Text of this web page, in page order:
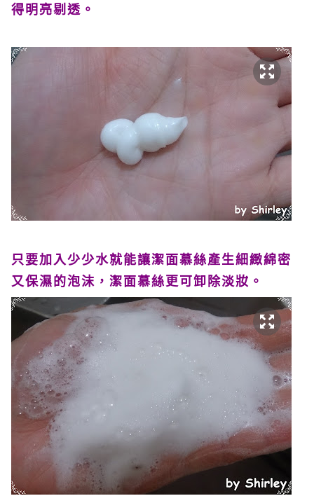
得明亮剔透。
只要加入少少水就能讓潔面慕絲產生細緻綿密
又保濕的泡沫，潔面慕絲更可卸除淡妝。